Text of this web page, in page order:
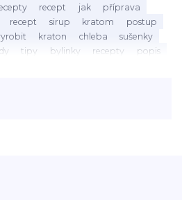
recept jak
příprava
recept sirup kratom
postup
kraton chleba
sušenky
tipy bylinky recepty
popis